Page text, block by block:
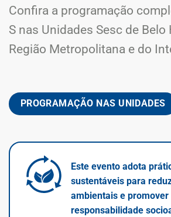
Confira a programação
S nas Unidades Sesc de Belo
Região Metropolitana e do
PROGRAMAÇÃO NAS UNIDADES
Este evento adota
sustentáveis para
ambientais e promover
responsabilidade